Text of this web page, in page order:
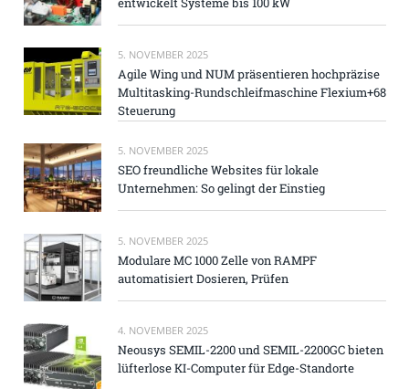
5. NOVEMBER 2025
Agile Wing und NUM präsentieren hochpräzise
Multitasking-Rundschleifmaschine Flexium+68
Steuerung
5. NOVEMBER 2025
SEO freundliche Websites für lokale
Unternehmen: So gelingt der Einstieg
5. NOVEMBER 2025
Modulare MC 1000 Zelle von RAMPF
automatisiert Dosieren, Prüfen
4. NOVEMBER 2025
Neousys SEMIL-2200 und SEMIL-2200GC bieten
lüfterlose KI-Computer für Edge-Standorte